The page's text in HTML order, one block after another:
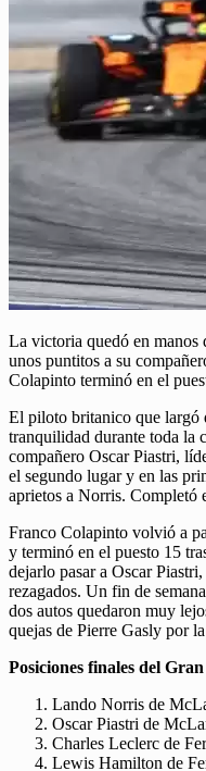
La victoria quedó en
unos puntitos a su
Colapinto terminó en el
El piloto britanico que largó
tranquilidad durante toda la
compañero Oscar Piastri,
el segundo lugar y en las
aprietos a Norris. Completó
Franco Colapinto volvió a
y terminó en el puesto 15
dejarlo pasar a Oscar
rezagados. Un fin de
dos autos quedaron muy
quejas de Pierre Gasly por
Posiciones finales del
Lando Norris de
Oscar Piastri de
Charles Leclerc de
Lewis Hamilton de